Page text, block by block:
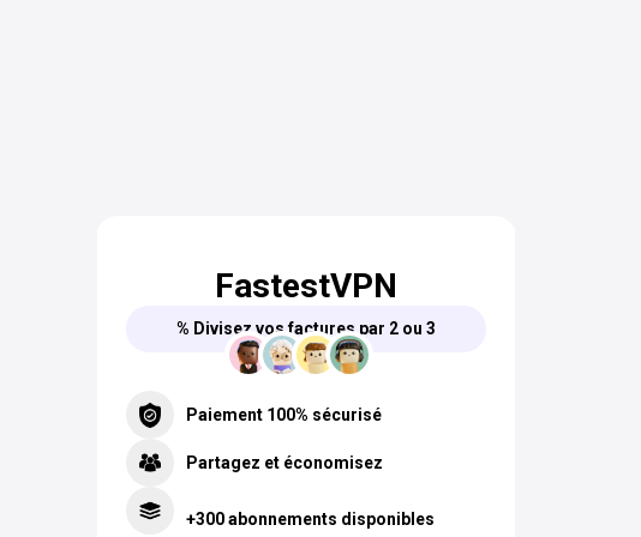
FastestVPN
% Divisez vos factures par 2 ou 3
Paiement 100% sécurisé
Partagez et économisez
+300 abonnements disponibles